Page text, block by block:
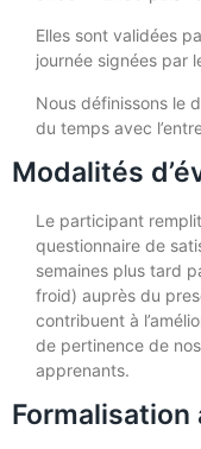
Elles sont validées
journée signées par
Nous définissons le
du temps avec
Modalités
Le participant
questionnaire de
semaines plus tard
froid) auprès du
contribuent à
de pertinence de
apprenants.
Formalisation